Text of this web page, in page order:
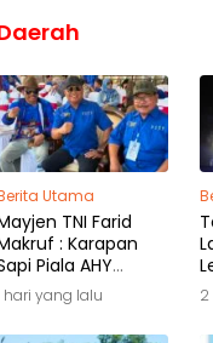
Utama
TNI Farid
: Karapan
Piala AHY
Warisan
hari yang lalu